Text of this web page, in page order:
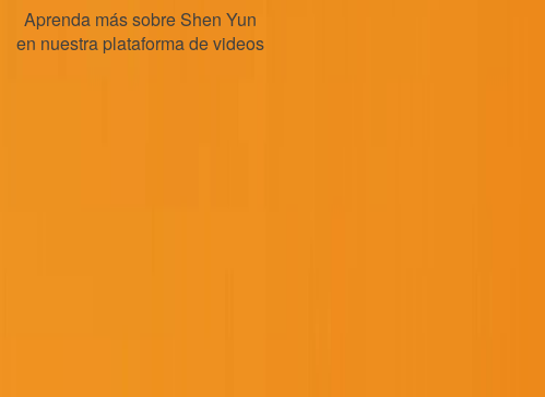
Aprenda más sobre Shen Yun
en nuestra plataforma de videos